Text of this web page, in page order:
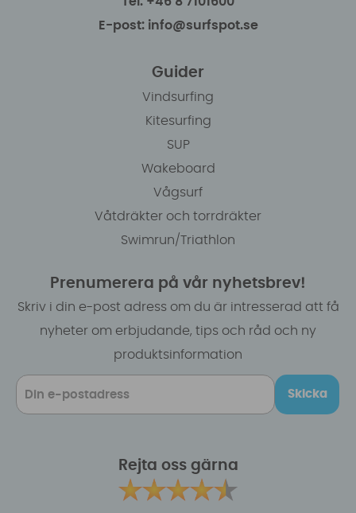
E-post: info@surfspot.se
Guider
Vindsurfing
Kitesurfing
SUP
Wakeboard
Vågsurf
Våtdräkter och torrdräkter
Swimrun/Triathlon
Prenumerera på vår nyhetsbrev!
Skriv i din e-post adress om du är intresserad att få
nyheter om erbjudande, tips och råd och ny
produktsinformation
Skicka
Rejta oss gärna